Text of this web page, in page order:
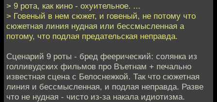
> 9 рота, как кино - охуительное. ...
> Говеный в нем сюжет, и говеный, не потому что
сюжетная линия нудная или бессмысленная а
потому, что подлая предательская неправда.
Сценарий 9 роты - бред феерический: солянка из
голливудских фильмов про Въетнам + печально
известная сцена с Белоснежкой. Так что сюжетная
линия и бессмысленная, и подлая неправда. Разве
что не нудная - чисто из-за накала идиотизма.